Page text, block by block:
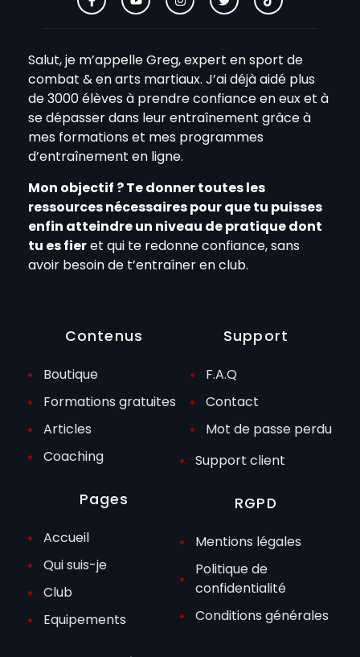
Salut, je m’appelle Greg, expert en sport de
combat & en arts martiaux. J’ai déjà aidé plus
de 3000 élèves à prendre confiance en eux et à
se dépasser dans leur entraînement grâce à
mes formations et mes programmes
d’entraînement en ligne.
Mon objectif ? Te donner toutes les
ressources nécessaires pour que tu puisses
enfin atteindre un niveau de pratique dont
tu es fieret qui te redonne confiance, sans
avoir besoin de t’entraîner en club.
Contenus
Boutique
Formations gratuites
Articles
Coaching
Pages
Accueil
Qui suis-je
Club
Equipements
Support
F.A.Q
Contact
Mot de passe perdu
Support client
RGPD
Mentions légales
Politique de
confidentialité
Conditions générales